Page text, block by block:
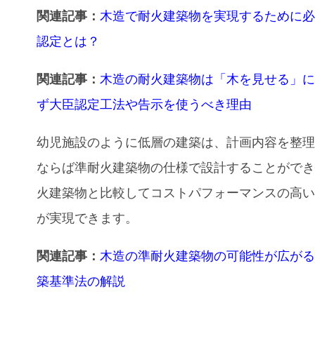
関連記事： 木造で耐火建築物を実現するために
認定とは？
関連記事： 木造の耐火建築物は「木を見せる」
ず大臣認定工法や告示を使うべき理由
幼児施設のように低層の建築は、計画内容を整
ならば準耐火建築物の仕様で設計することがで
火建築物と比較してコストパフォーマンスの高
が実現できます。
関連記事： 木造の準耐火建築物の可能性が広が
築基準法の解説